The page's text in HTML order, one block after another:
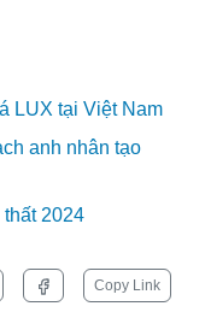
LUX tại Việt Nam
anh nhân tạo
2024
Copy Link